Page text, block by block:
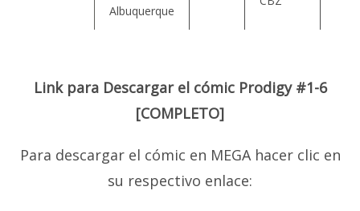
Albuquerque
Link para Descargar el cómic Prodigy #1-6
[COMPLETO]
Para descargar el cómic en MEGA hacer clic en
su respectivo enlace: